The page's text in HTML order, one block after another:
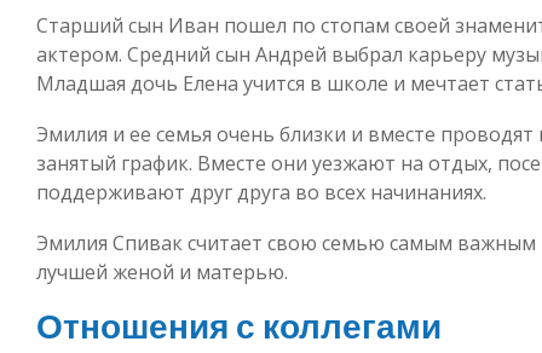
Старший сын Иван пошел по стопам своей
актером. Средний сын Андрей выбрал карьеру
Младшая дочь Елена учится в школе и мечтает
Эмилия и ее семья очень близки и вместе
занятый график. Вместе они уезжают на отдых,
поддерживают друг друга во всех начинаниях.
Эмилия Спивак считает свою семью самым важным
лучшей женой и матерью.
Отношения с коллегами